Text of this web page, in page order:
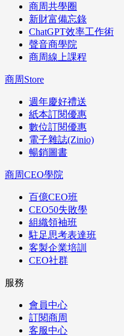
商周共學圈
新財富備忘錄
ChatGPT效率工作術
聲音商學院
商周線上課程
商周Store
週年慶好禮送
紙本訂閱優惠
數位訂閱優惠
電子雜誌(Zinio)
暢銷圖書
商周CEO學院
百億CEO班
CEO50失敗學
組織領袖班
駐足思考表達班
客製企業培訓
CEO社群
服務
會員中心
訂閱商周
客服中心